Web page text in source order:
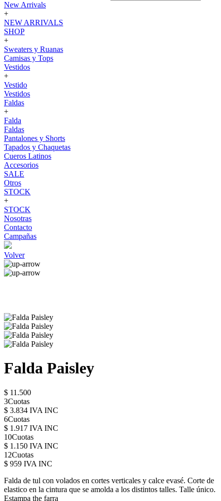
New Arrivals
+
NEW ARRIVALS
SHOP
+
Sweaters y Ruanas
Camisas y Tops
Vestidos
+
Vestido
Vestidos
Faldas
+
Falda
Faldas
Pantalones y Shorts
Tapados y Chaquetas
Cueros Latinos
Accesorios
SALE
Otros
STOCK
+
STOCK
Nosotras
Contacto
Campañas
Volver
Falda Paisley
$ 11.500
3Cuotas
$ 3.834 IVA INC
6Cuotas
$ 1.917 IVA INC
10Cuotas
$ 1.150 IVA INC
12Cuotas
$ 959 IVA INC
Falda de tul con volados en cortes verticales y calce evasé. Corte de
elastico en la cintura que se amolda a los distintos talles. Talle único.
Estampa the farra